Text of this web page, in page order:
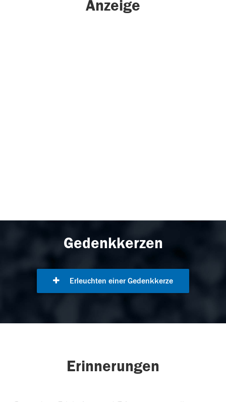
Anzeige
Gedenkkerzen
Erleuchten einer Gedenkkerze
Erinnerungen